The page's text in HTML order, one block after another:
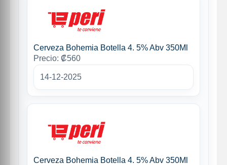
Cerveza Bohemia Botella 4. 5% Abv 350Ml
Precio: ₡560
14-12-2025
Cerveza Bohemia Botella 4. 5% Abv 350Ml